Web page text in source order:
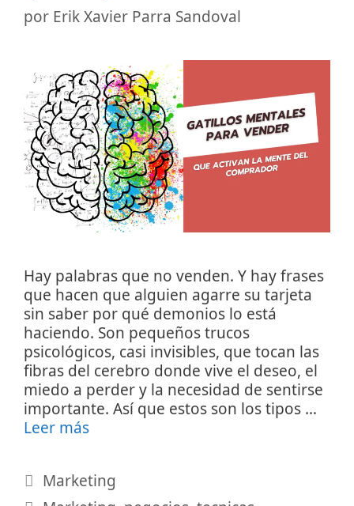
por Erik Xavier Parra Sandoval
Hay palabras que no venden. Y hay frases
que hacen que alguien agarre su tarjeta
sin saber por qué demonios lo está
haciendo. Son pequeños trucos
psicológicos, casi invisibles, que tocan las
fibras del cerebro donde vive el deseo, el
miedo a perder y la necesidad de sentirse
importante. Así que estos son los tipos …
Leer más
Categorías
Marketing